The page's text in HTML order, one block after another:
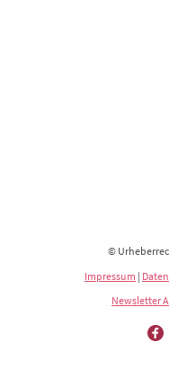
©
Impressum |
Newsletter